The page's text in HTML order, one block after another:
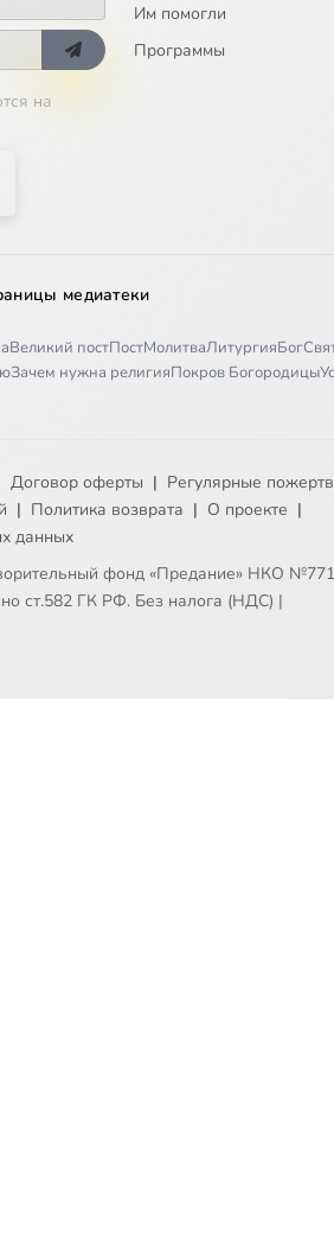
на
Им помогли
Программы
медиатеки
Великий постПостМолитваЛитургияБог
Зачем нужна религияПокров Богородицы
Договор оферты | Регулярные
| Политика возврата | О проекте |
данных
фонд «Предание» НКО
ст.582 ГК РФ. Без налога (НДС) |